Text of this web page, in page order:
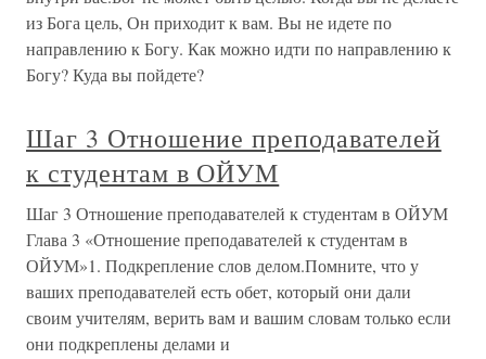
из Бога цель, Он приходит к вам. Вы не идете по
направлению к Богу. Как можно идти по направлению к
Богу? Куда вы пойдете?
Шаг 3 Отношение преподавателей
к студентам в ОЙУМ
Шаг 3 Отношение преподавателей к студентам в ОЙУМ
Глава 3 «Отношение преподавателей к студентам в
ОЙУМ»1. Подкрепление слов делом.Помните, что у
ваших преподавателей есть обет, который они дали
своим учителям, верить вам и вашим словам только если
они подкреплены делами и